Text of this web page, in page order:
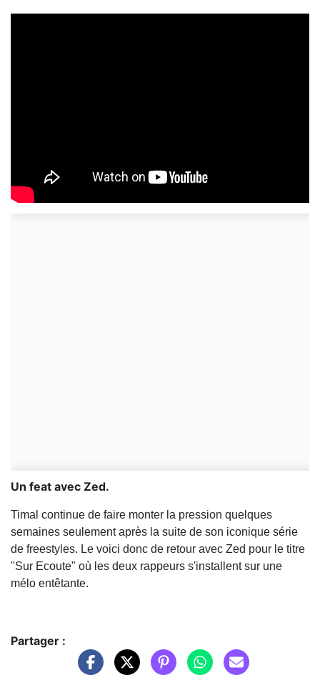
Un feat avec Zed.
Timal continue de faire monter la pression quelques
semaines seulement après la suite de son iconique série
de freestyles. Le voici donc de retour avec Zed pour le titre
"Sur Ecoute" où les deux rappeurs s'installent sur une
mélo entêtante.
Partager :